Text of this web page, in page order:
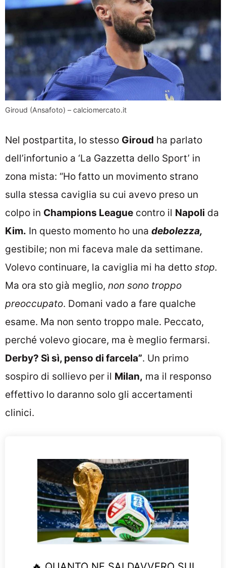
Giroud (Ansafoto) – calciomercato.it
Nel postpartita, lo stesso Giroud ha parlato
dell’infortunio a ‘La Gazzetta dello Sport’ in
zona mista: “Ho fatto un movimento strano
sulla stessa caviglia su cui avevo preso un
colpo in Champions League contro il Napoli da
Kim. In questo momento ho una debolezza,
gestibile; non mi faceva male da settimane.
Volevo continuare, la caviglia mi ha detto stop.
Ma ora sto già meglio, non sono troppo
preoccupato. Domani vado a fare qualche
esame. Ma non sento troppo male. Peccato,
perché volevo giocare, ma è meglio fermarsi.
Derby? Sì sì, penso di farcela”. Un primo
sospiro di sollievo per il Milan, ma il responso
effettivo lo daranno solo gli accertamenti
clinici.